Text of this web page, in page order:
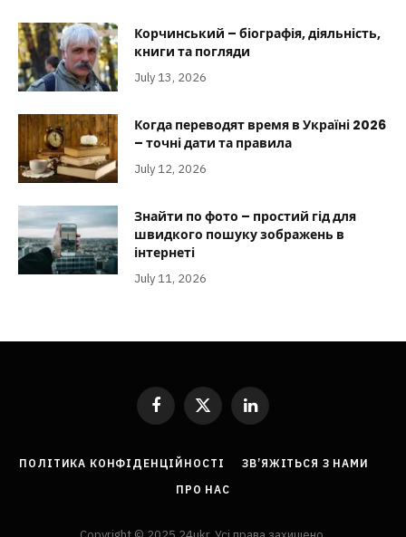
Корчинський – біографія, діяльність,
книги та погляди
July 13, 2026
Когда переводят время в Україні 2026
– точні дати та правила
July 12, 2026
Знайти по фото – простий гід для
швидкого пошуку зображень в
інтернеті
July 11, 2026
Facebook
X
LinkedIn
ПОЛІТИКА КОНФІДЕНЦІЙНОСТІ
ЗВ’ЯЖІТЬСЯ З НАМИ
ПРО НАС